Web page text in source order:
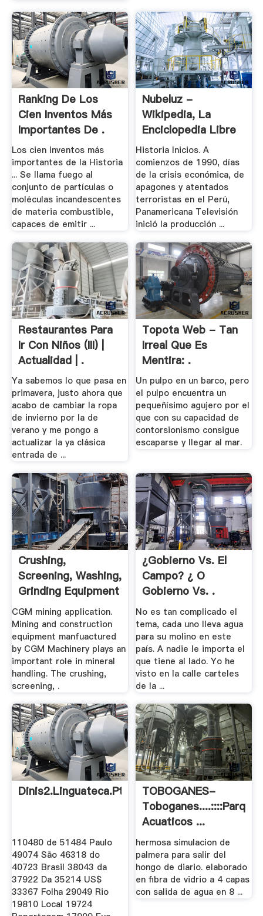
Ranking De Los
Cien Inventos Más
Importantes De .
Los cien inventos más
importantes de la Historia
... Se llama fuego al
conjunto de partículas o
moléculas incandescentes
de materia combustible,
capaces de emitir ...
Nubeluz -
Wikipedia, La
Enciclopedia Libre
Historia Inicios. A
comienzos de 1990, días
de la crisis económica, de
apagones y atentados
terroristas en el Perú,
Panamericana Televisión
inició la producción ...
Restaurantes Para
Ir Con Niños (III) |
Actualidad | .
Ya sabemos lo que pasa en
primavera, justo ahora que
acabo de cambiar la ropa
de invierno por la de
verano y me pongo a
actualizar la ya clásica
entrada de ...
Topota Web - Tan
Irreal Que Es
Mentira: .
Un pulpo en un barco, pero
el pulpo encuentra un
pequeñísimo agujero por el
que con su capacidad de
contorsionismo consigue
escaparse y llegar al mar.
Crushing,
Screening, Washing,
Grinding Equipment
.
CGM mining application.
Mining and construction
equipment manfuactured
by CGM Machinery plays an
important role in mineral
handling. The crushing,
screening, .
¿Gobierno Vs. El
Campo? ¿ O
Gobierno Vs. .
No es tan complicado el
tema, cada uno lleva agua
para su molino en este
país. A nadie le importa el
que tiene al lado. Yo he
visto en la calle carteles
de la ...
Dinis2.linguateca.pt
110480 de 51484 Paulo
49074 São 46318 do
40723 Brasil 38043 da
37922 Da 35214 US$
33367 Folha 29049 Rio
19810 Local 19724
TOBOGANES-
Acuaticos ...
hermosa simulacion de
palmera para salir del
hongo de diario. elaborado
en fibra de vidrio a 4 capas
con salida de agua en 8 ...